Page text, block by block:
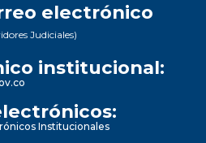
electrónico
Judiciales)
institucional:
Institucionales